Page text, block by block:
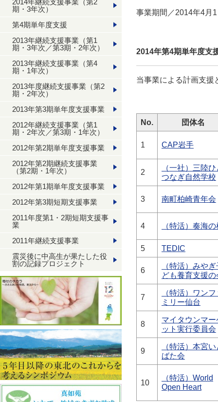
事業期間／2014年4月
2014年第4期単年度
当事業による計画支援
No. 団体名
1 CAP岩手
2
（一社）三陸ひ
つなぎ自然学校
3 南町柏崎青年会
4 （特活）奏海の
5 TEDIC
6
（特活）みやぎ
ども養育支援の
7
（特活）ワンフ
ミリー仙台
8
マイタウンマー
ット実行委員会
9
（特活）本宮い
ばた会
10
（特活）World
Open Heart
2014年継続支援事業（第2
期・3年次）
第4期単年度支援
2013年継続支援事業（第1
期・3年次／第3期・2年次）
2013年継続支援事業（第4
期・1年次）
2013年度継続支援事業（第2
期・2年次）
2013年第3期単年度支援事業
2012年継続支援事業（第1
期・2年次／第3期・1年次）
2012年第2期単年度支援事業
2012年第2期継続支援事業
（第2期・1年次）
2012年第1期単年度支援事業
2012年第3期短期支援事業
2011年度第1・2期短期支援事
業
2011年継続支援事業
震災後に中高生が果たした役
割の記録プロジェクト